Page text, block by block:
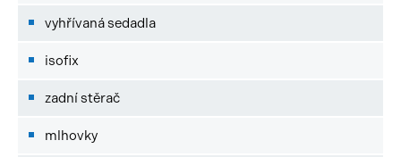
vyhřívaná sedadla
isofix
zadní stěrač
mlhovky